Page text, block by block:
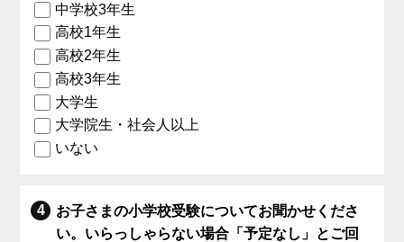
中学校3年生
高校1年生
高校2年生
高校3年生
大学生
大学院生・社会人以上
いない
お子さまの小学校受験についてお聞かせくださ
い。いらっしゃらない場合「予定なし」とご回